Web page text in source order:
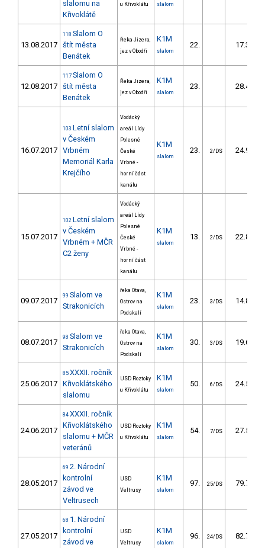
slalomu na
Křivoklátě
u Křivoklátu slalom
13.08.2017
118 Slalom O
štít města
Benátek
Řeka Jizera,
jez v Obodři
K1M
slalom
22. 17.30
12.08.2017
117 Slalom O
štít města
Benátek
Řeka Jizera,
jez v Obodři
K1M
slalom
23. 28.40
16.07.2017
103 Letní slalom
v Českém
Vrbném
Memoriál Karla
Krejčího
Vodácký
areál Lídy
Polesné
České
Vrbné -
horní část
kanálu
K1M
slalom
23. 2/DS 24.98
15.07.2017
102 Letní slalom
v Českém
Vrbném + MČR
C2 ženy
Vodácký
areál Lídy
Polesné
České
Vrbné -
horní část
kanálu
K1M
slalom
13. 2/DS 22.85
09.07.2017
99 Slalom ve
Strakonicích
řeka Otava,
Ostrov na
Podskalí
K1M
slalom
23. 3/DS 14.87
08.07.2017
98 Slalom ve
Strakonicích
řeka Otava,
Ostrov na
Podskalí
K1M
slalom
30. 3/DS 19.67
25.06.2017
85 XXXII. ročník
Křivoklátského
slalomu
USD Roztoky
u Křivoklátu
K1M
slalom
50. 6/DS 24.53
24.06.2017
84 XXXII. ročník
Křivoklátského
slalomu + MČR
veteránů
USD Roztoky
u Křivoklátu
K1M
slalom
54. 7/DS 27.54
28.05.2017
69 2. Národní
kontrolní
závod ve
Veltrusech
USD
Veltrusy
K1M
slalom
97. 25/DS 79.77
27.05.2017
68 1. Národní
kontrolní
závod ve
USD
Veltrusy
K1M
slalom
96. 24/DS 82.73